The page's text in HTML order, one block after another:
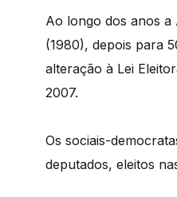
Ao longo dos anos
(1980), depois para
alteração à Lei
2007.
Os sociais-
deputados, eleitos